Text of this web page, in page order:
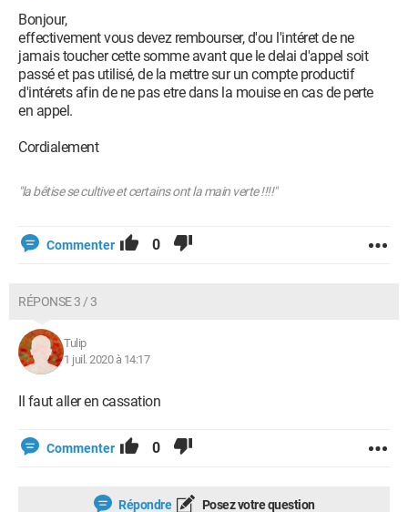
Bonjour,
effectivement vous devez rembourser, d'ou l'intéret de ne
jamais toucher cette somme avant que le delai d'appel soit
passé et pas utilisé, de la mettre sur un compte productif
d'intérets afin de ne pas etre dans la mouise en cas de perte
en appel.
Cordialement
"la bêtise se cultive et certains ont la main verte !!!!"
Commenter 0
RÉPONSE 3 / 3
Tulip
1 juil. 2020 à 14:17
Il faut aller en cassation
Commenter 0
Répondre Posez votre question